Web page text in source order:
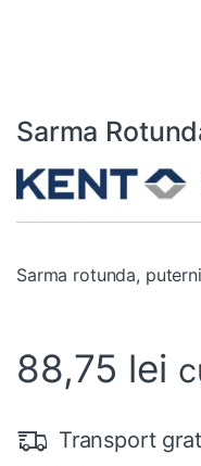
Sarma
Sarma rotunda,
88,75 lei
Transport